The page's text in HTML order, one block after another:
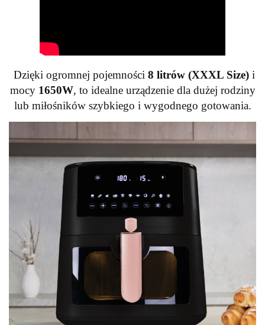
Dzięki ogromnej pojemności 8 litrów (XXXL Size)i
mocy 1650W, to idealne urządzenie dla dużej rodziny
lub miłośników szybkiego i wygodnego gotowania.